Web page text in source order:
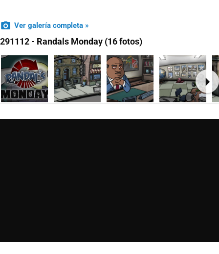
Ver galería completa »
291112 - Randals Monday (16 fotos)